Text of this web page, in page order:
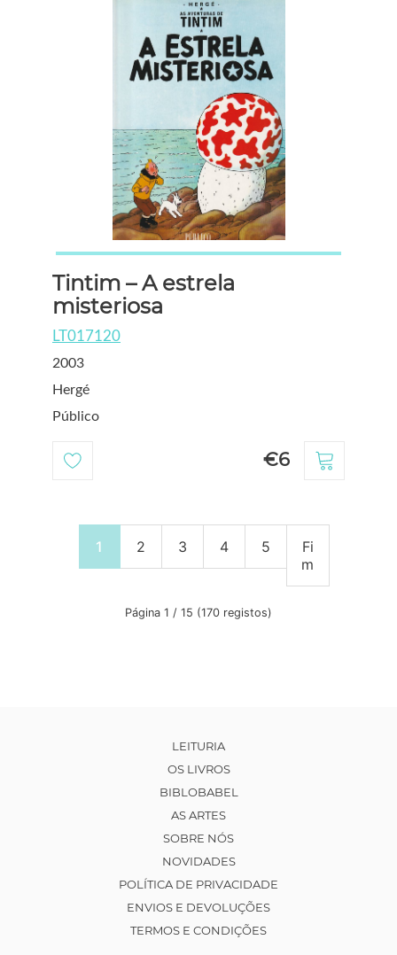
Tintim – A estrela
misteriosa
LT017120
2003
Hergé
Público
€6
1 2 3 4 5
Fi
m
Página 1 / 15 (170 registos)
LEITURIA
OS LIVROS
BIBLOBABEL
AS ARTES
SOBRE NÓS
NOVIDADES
POLÍTICA DE PRIVACIDADE
ENVIOS E DEVOLUÇÕES
TERMOS E CONDIÇÕES